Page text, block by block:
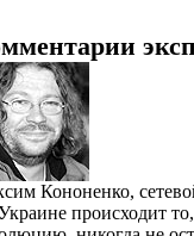
Кононенко,
происходит